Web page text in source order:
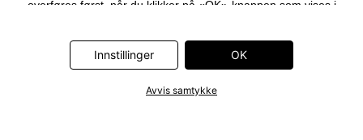
overføres først, når du klikker på «OK»-knappen som vises i
Communications GmbH, ID5 Technology Ltd, Meta Platforms
Ireland Ltd, Microsoft Ireland Operations Ltd, Pinterest Europe
Ltd, RTB-House GmbH, Snap Group Ltd, TikTok Information
Innstillinger OK
Avvis samtykke